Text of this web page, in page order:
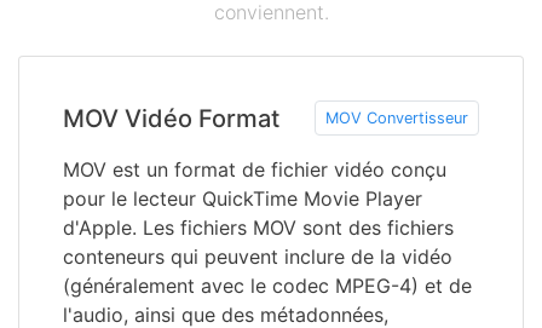
conviennent.
MOV Vidéo Format MOV Convertisseur
MOV est un format de fichier vidéo conçu
pour le lecteur QuickTime Movie Player
d'Apple. Les fichiers MOV sont des fichiers
conteneurs qui peuvent inclure de la vidéo
(généralement avec le codec MPEG-4) et de
l'audio, ainsi que des métadonnées,